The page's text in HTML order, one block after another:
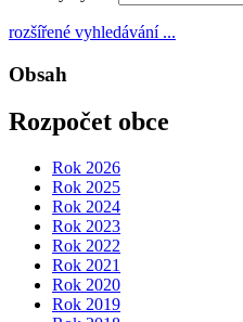
rozšířené vyhledávání ...
Obsah
Rozpočet obce
Rok 2026
Rok 2025
Rok 2024
Rok 2023
Rok 2022
Rok 2021
Rok 2020
Rok 2019